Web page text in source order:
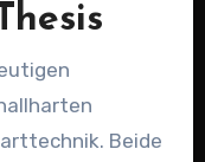
Beide